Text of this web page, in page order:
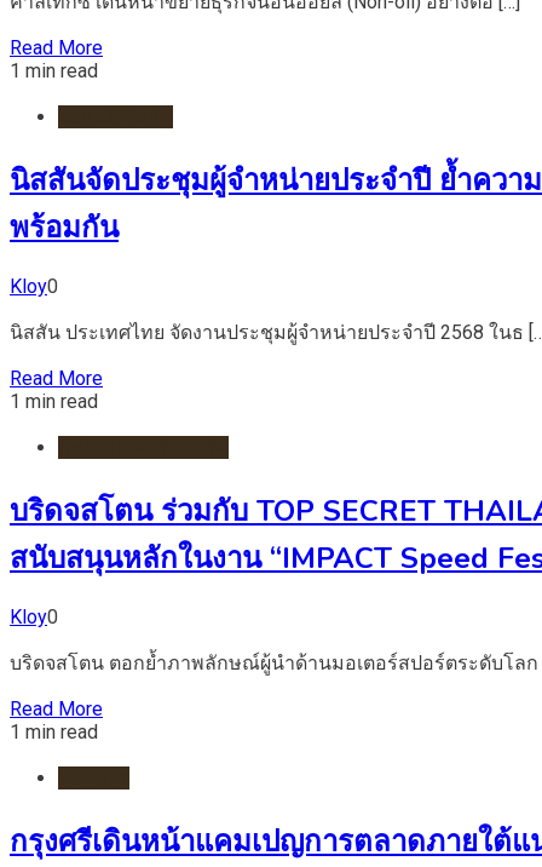
Read More
1 min read
นิสสันจัดประชุมผู้จำหน่ายประจำปี ย้ำควา
พร้อมกัน
Kloy0
นิสสัน ประเทศไทย จัดงานประชุมผู้จำหน่ายประจำปี 2568 ในธ
Read More
1 min read
บริดจสโตน ร่วมกับ TOP SECRET
สนับสนุนหลักในงาน “IMPACT Speed
Kloy0
บริดจสโตน ตอกย้ำภาพลักษณ์ผู้นำด้านมอเตอร์สปอร์ตระดับโลก
Read More
1 min read
กรุงศรีเดินหน้าแคมเปญการตลาดภายใต้